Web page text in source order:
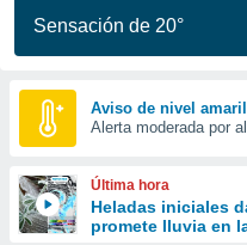
a este
las
y
forma
digital
basada
Sensación de 20°
Aviso de nivel
Alerta moderada por
Última hora
Heladas iniciales
promete lluvia en